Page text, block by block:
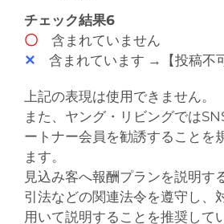
チェック結果6
〇含まれていません
✕ 含まれています →【投稿不
上記の表現は使用できません。
また、ヤング・リビングでは
ートナー会員を勧誘することを
ます。
見込み客へ報酬プランを説明す
引法などの関連法令を遵守し、
用いて説明することを推奨して